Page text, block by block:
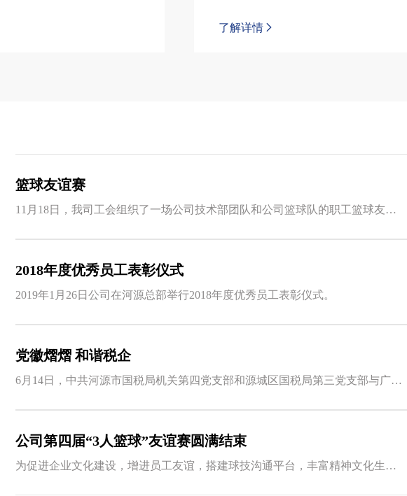
了解详情
篮球友谊赛
11月18日，我司工会组织了一场公司技术部团队和公司篮球队的职工篮球友谊赛...
2018年度优秀员工表彰仪式
2019年1月26日公司在河源总部举行2018年度优秀员工表彰仪式。
党徽熠熠 和谐税企
6月14日，中共河源市国税局机关第四党支部和源城区国税局第三党支部与广东雅...
公司第四届“3人篮球”友谊赛圆满结束
为促进企业文化建设，增进员工友谊，搭建球技沟通平台，丰富精神文化生活，...